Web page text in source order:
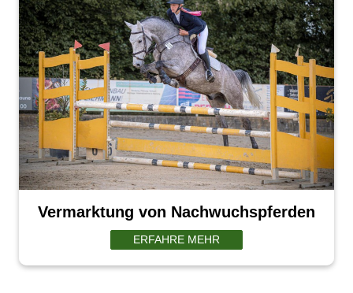
Vermarktung von Nachwuchspferden
ERFAHRE MEHR